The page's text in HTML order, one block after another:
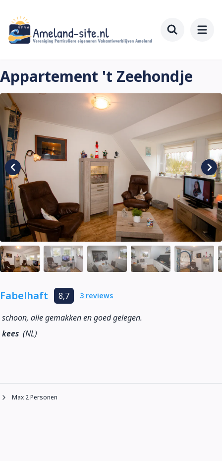
Hauptinhalt
springen
Appartement 't Zeehondje
Fabelhaft 8,7 3 reviews
schoon, alle gemakken en goed gelegen.
kees (NL)
Max 2 Personen